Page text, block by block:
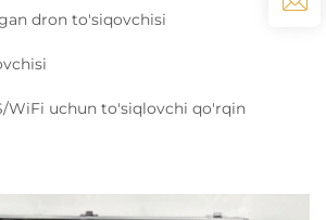
dron to'siqovchisi
WiFi uchun to'siqlovchi qo'rqin